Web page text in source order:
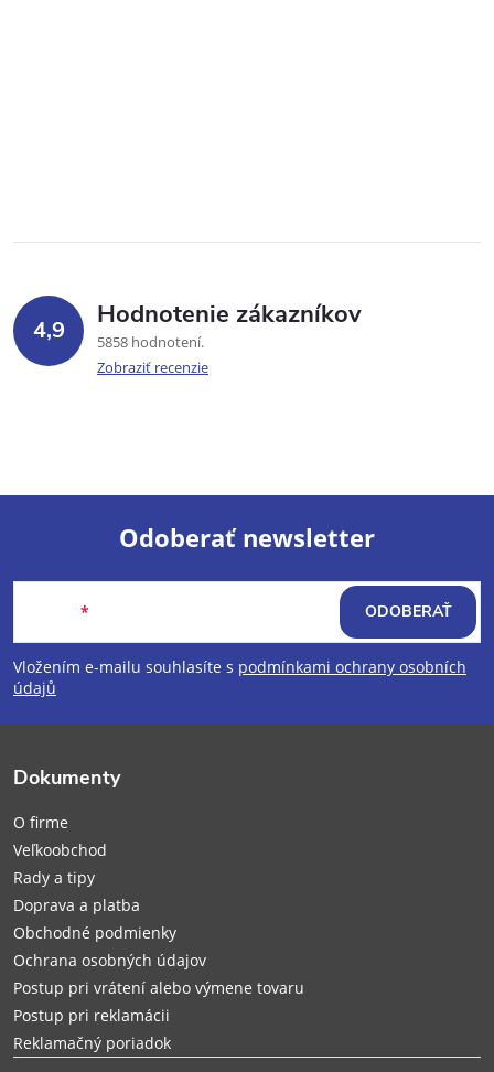
4,9 Hodnotenie zákazníkov
5858 hodnotení
Zobraziť recenzie
Z
á
p
e
Odoberať newsletter
Vložením e-mailu souhlasíte s podmínkami ochrany osobních
údajů
ODOBERAŤ
Dokumenty
O firme
Veľkoobchod
Rady a tipy
Doprava a platba
Obchodné podmienky
Ochrana osobných údajov
Postup pri vrátení alebo výmene tovaru
Postup pri reklamácii
Reklamačný poriadok